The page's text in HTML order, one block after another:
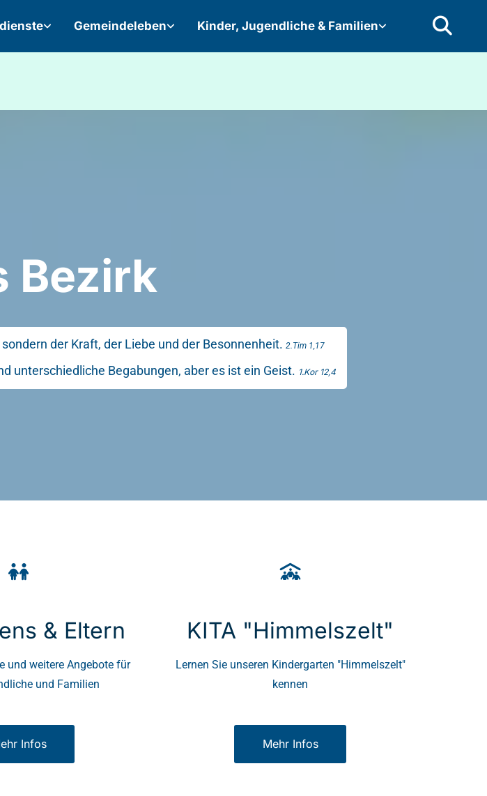
Gemeindeleben Kinder, Jugendliche & Familien
Bezirk
der Kraft, der Liebe und der Besonnenheit.2.Tim 1,17
unterschiedliche Begabungen, aber es ist ein Geist. 1.Kor 12,4
& Eltern
und weitere Angebote für
und Familien
Infos
KITA "Himmelszelt"
Lernen Sie unseren Kindergarten "Himmelszelt"
kennen
Mehr Infos